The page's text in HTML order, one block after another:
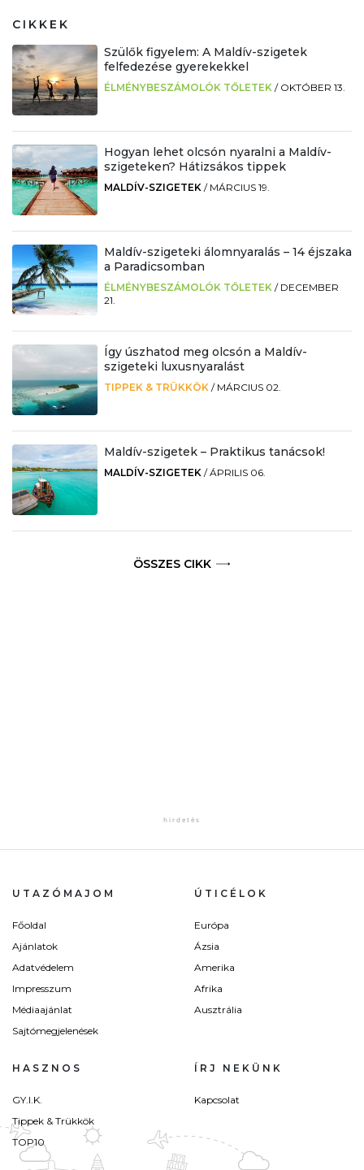
CIKKEK
Szülők figyelem: A Maldív-szigetek
felfedezése gyerekekkel
ÉLMÉNYBESZÁMOLÓK TŐLETEK / OKTÓBER 13.
Hogyan lehet olcsón nyaralni a Maldív-
szigeteken? Hátizsákos tippek
MALDÍV-SZIGETEK / MÁRCIUS 19.
Maldív-szigeteki álomnyaralás – 14 éjszaka
a Paradicsomban
ÉLMÉNYBESZÁMOLÓK TŐLETEK / DECEMBER
21.
Így úszhatod meg olcsón a Maldív-
szigeteki luxusnyaralást
TIPPEK & TRÜKKÖK / MÁRCIUS 02.
Maldív-szigetek – Praktikus tanácsok!
MALDÍV-SZIGETEK /ÁPRILIS 06.
ÖSSZES CIKK
UTAZÓMAJOM
Főoldal
Ajánlatok
Adatvédelem
Impresszum
Médiaajánlat
Sajtómegjelenések
ÚTICÉLOK
Európa
Ázsia
Amerika
Afrika
Ausztrália
HASZNOS
GY.I.K.
Tippek & Trükkök
TOP10
ÍRJ NEKÜNK
Kapcsolat